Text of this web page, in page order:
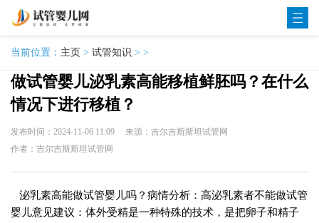
当前位置： 主页 > 试管知识 > >
做试管婴儿泌乳素高能移植鲜胚吗？在什么
情况下进行移植？
发布时间：2024-11-06 11:09
来源：吉尔吉斯斯坦试管网
作者：吉尔吉斯斯坦试管网
泌乳素高能做试管婴儿吗？病情分析：高泌乳素者不能做试管
婴儿意见建议：体外受精是一种特殊的技术，是把卵子和精子